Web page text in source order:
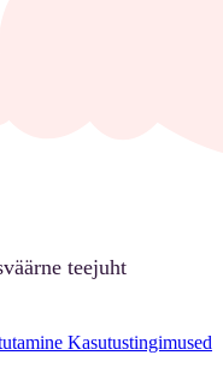
teejuht
Kasutustingimused